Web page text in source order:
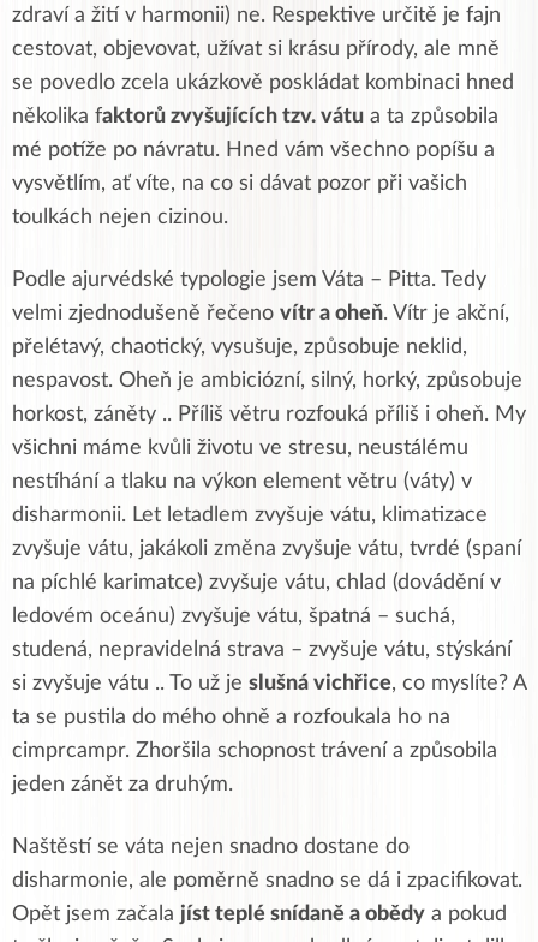
zdraví a žití v harmonii) ne. Respektive určitě je fajn
cestovat, objevovat, užívat si krásu přírody, ale mně
se povedlo zcela ukázkově poskládat kombinaci hned
několika faktorů zvyšujících tzv. vátu a ta způsobila
mé potíže po návratu. Hned vám všechno popíšu a
vysvětlím, ať víte, na co si dávat pozor při vašich
toulkách nejen cizinou.
Podle ajurvédské typologie jsem Váta – Pitta. Tedy
velmi zjednodušeně řečeno vítr a oheň. Vítr je akční,
přelétavý, chaotický, vysušuje, způsobuje neklid,
nespavost. Oheň je ambiciózní, silný, horký, způsobuje
horkost, záněty .. Příliš větru rozfouká příliš i oheň. My
všichni máme kvůli životu ve stresu, neustálému
nestíhání a tlaku na výkon element větru (váty) v
disharmonii. Let letadlem zvyšuje vátu, klimatizace
zvyšuje vátu, jakákoli změna zvyšuje vátu, tvrdé (spaní
na píchlé karimatce) zvyšuje vátu, chlad (dovádění v
ledovém oceánu) zvyšuje vátu, špatná – suchá,
studená, nepravidelná strava – zvyšuje vátu, stýskání
si zvyšuje vátu .. To už je slušná vichřice, co myslíte? A
ta se pustila do mého ohně a rozfoukala ho na
cimprcampr. Zhoršila schopnost trávení a způsobila
jeden zánět za druhým.
Naštěstí se váta nejen snadno dostane do
disharmonie, ale poměrně snadno se dá i zpacifikovat.
Opět jsem začala jíst teplé snídaně a obědy a pokud